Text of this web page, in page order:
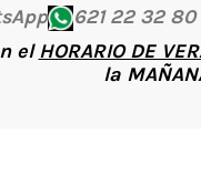
621 22 32
elHORARIO DE
la